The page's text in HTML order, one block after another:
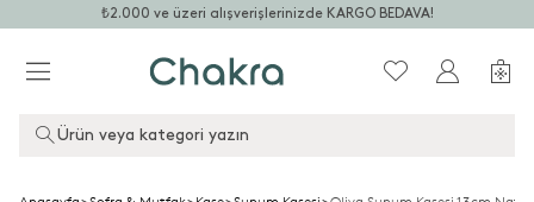
₺2.000 ve üzeri alışverişlerinizde KARGO BEDAVA!
Ürün veya kategori yazın